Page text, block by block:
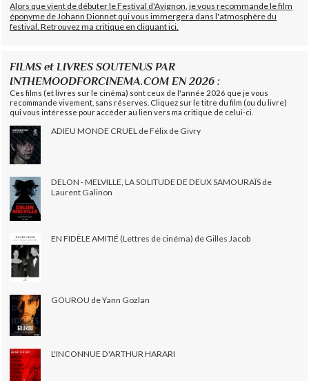
Alors que vient de débuter le Festival d'Avignon, je vous recommande le film
éponyme de Johann Dionnet qui vous immergera dans l'atmosphère du
festival. Retrouvez ma critique en cliquant ici.
FILMS et LIVRES SOUTENUS PAR
INTHEMOODFORCINEMA.COM EN 2026 :
Ces films (et livres sur le cinéma) sont ceux de l'année 2026 que je vous
recommande vivement, sans réserves. Cliquez sur le titre du film (ou du livre)
qui vous intéresse pour accéder au lien vers ma critique de celui-ci.
ADIEU MONDE CRUEL de Félix de Givry
DELON - MELVILLE, LA SOLITUDE DE DEUX SAMOURAÏS de
Laurent Galinon
EN FIDÈLE AMITIÉ (Lettres de cinéma) de Gilles Jacob
GOUROU de Yann Gozlan
L'INCONNUE D'ARTHUR HARARI